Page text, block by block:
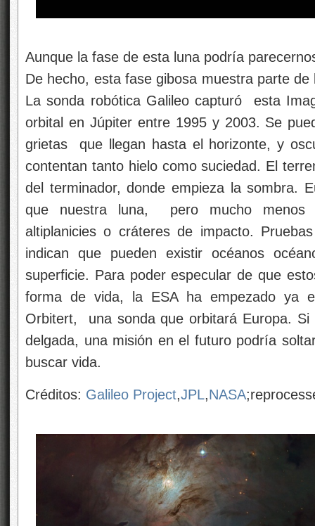
Aunque la fase de esta luna podría
De hecho, esta fase gibosa muestra parte
La sonda robótica Galileo capturó esta
orbital en Júpiter entre 1995 y 2003. Se
grietas que llegan hasta el horizonte, y
contentan tanto hielo como suciedad. El
del terminador, donde empieza la sombra.
que nuestra luna, pero mucho menos
altiplanicies o cráteres de impacto.
indican que pueden existir océanos
superficie. Para poder especular de que
forma de vida, la ESA ha empezado ya
Orbitert, una sonda que orbitará Europa. Si
delgada, una misión en el futuro podría
buscar vida.
Créditos: Galileo Project,JPL,NASA